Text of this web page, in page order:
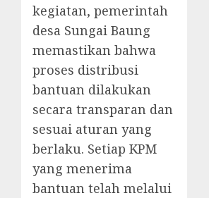
kegiatan, pemerintah
desa Sungai Baung
memastikan bahwa
proses distribusi
bantuan dilakukan
secara transparan dan
sesuai aturan yang
berlaku. Setiap KPM
yang menerima
bantuan telah melalui